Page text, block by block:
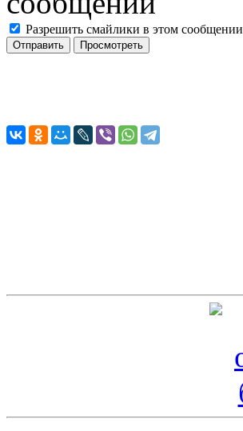
Разрешить смайлики в этом сообщении